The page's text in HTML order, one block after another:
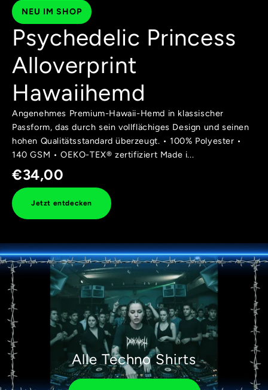
NEU IM SHOP
Psychedelic Princess
Alloverprint
Hawaiihemd
Angenehmes Premium-Hawaii-Hemd in klassischer
Passform, das durch sein vollflächiges Design und seinen
hohen Qualitätsstandard überzeugt. • 100% Polyester •
140 GSM • OEKO-TEX® zertifiziert Made i...
€34,00
Jetzt entdecken
Alle Techno Shirts